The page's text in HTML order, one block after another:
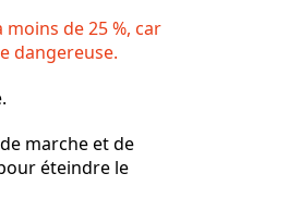
de 25 %, car
dangereuse.
marche et de
éteindre le